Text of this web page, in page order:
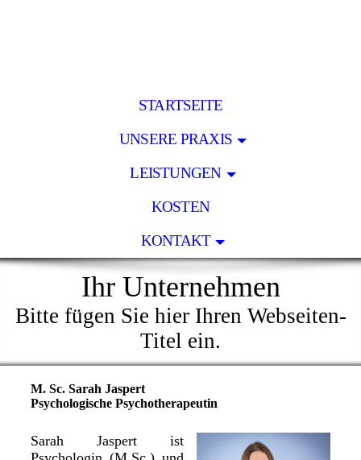
STARTSEITE
UNSERE PRAXIS
LEISTUNGEN
KOSTEN
KONTAKT
Ihr Unternehmen
Bitte fügen Sie hier Ihren Webseiten-
Titel ein.
M. Sc. Sarah Jaspert
Psychologische Psychotherapeutin
Sarah Jaspert ist